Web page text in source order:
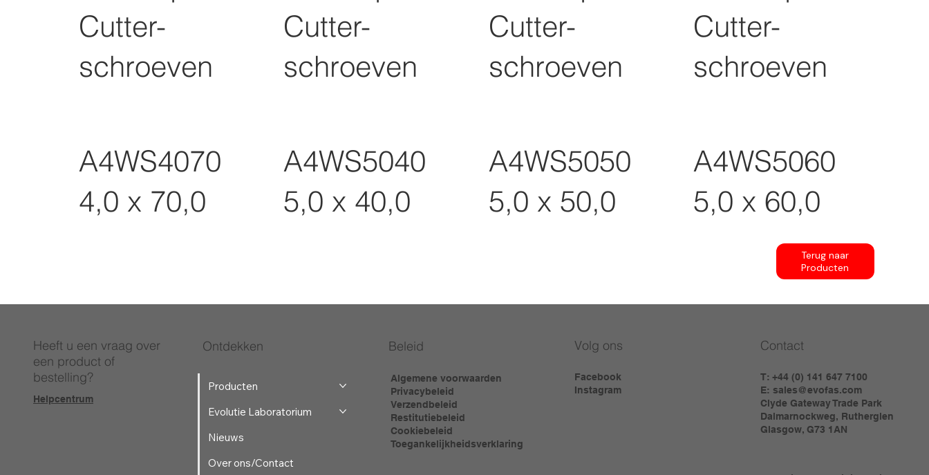
Cutter-
schroeven
A4WS4070
4,0 x 70,0
Cutter-
schroeven
A4WS5040
5,0 x 40,0
Cutter-
schroeven
A4WS5050
5,0 x 50,0
Cutter-
schroeven
A4WS5060
5,0 x 60,0
Terug naar
Producten
Heeft u een vraag over
een product of
bestelling?
Helpcentrum
Ontdekken
Producten
Evolutie Laboratorium
Nieuws
Over ons/Contact
Beleid
Algemene voorwaarden
Privacybeleid
Verzendbeleid
Restitutiebeleid
Cookiebeleid
Toegankelijkheidsverklaring
Volg ons
Facebook
Instagram
Contact
T: +44 (0) 141 647 7100
E:sales@evofas.com
Clyde Gateway Trade Park
Dalmarnockweg, Rutherglen
Glasgow, G73 1AN